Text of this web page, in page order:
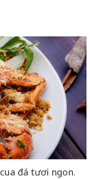
đá tươi ngon.